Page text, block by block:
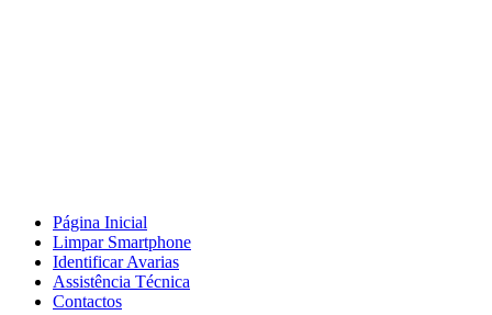
Página Inicial
Limpar Smartphone
Identificar Avarias
Assistência Técnica
Contactos